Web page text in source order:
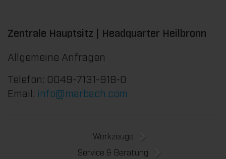
Zentrale Hauptsitz | Headquarter Heilbronn
Allgemeine Anfragen
Telefon: 0049-7131-918-0
Email: info@marbach.com
Werkzeuge
Service & Beratung